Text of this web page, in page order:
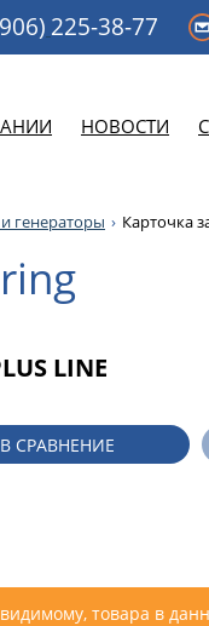
225-38-77
НОВОСТИ
генераторы Карточка
LINE
В СРАВНЕНИЕ
товара в